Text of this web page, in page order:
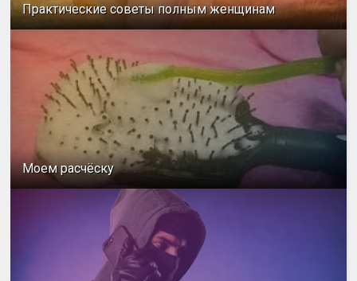
Практические советы полным женщинам
Моем расчёску